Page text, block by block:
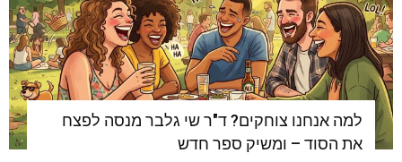
למה אנחנו צוחקים? ד"ר שי גלבר מנסה לפצח
את הסוד – ומשיק ספר חדש